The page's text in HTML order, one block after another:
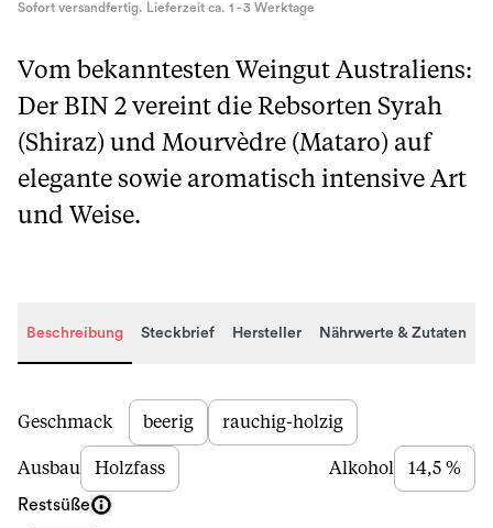
Sofort versandfertig. Lieferzeit ca. 1 - 3 Werktage
Vom bekanntesten Weingut Australiens:
Der BIN 2 vereint die Rebsorten Syrah
(Shiraz) und Mourvèdre (Mataro) auf
elegante sowie aromatisch intensive Art
und Weise.
Beschreibung Steckbrief Hersteller Nährwerte & Zutaten
Beschreibung
Geschmack beerig rauchig-holzig
Ausbau Holzfass Alkohol 14,5 %
Restsüße